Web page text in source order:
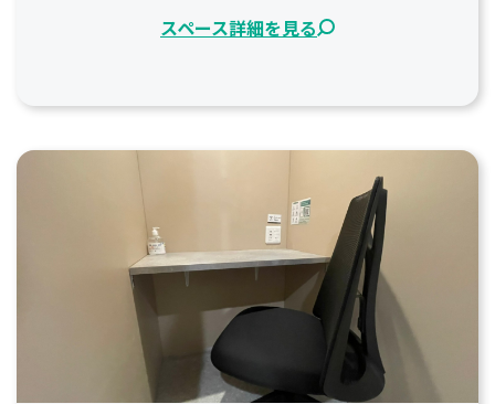
スペース詳細を見る